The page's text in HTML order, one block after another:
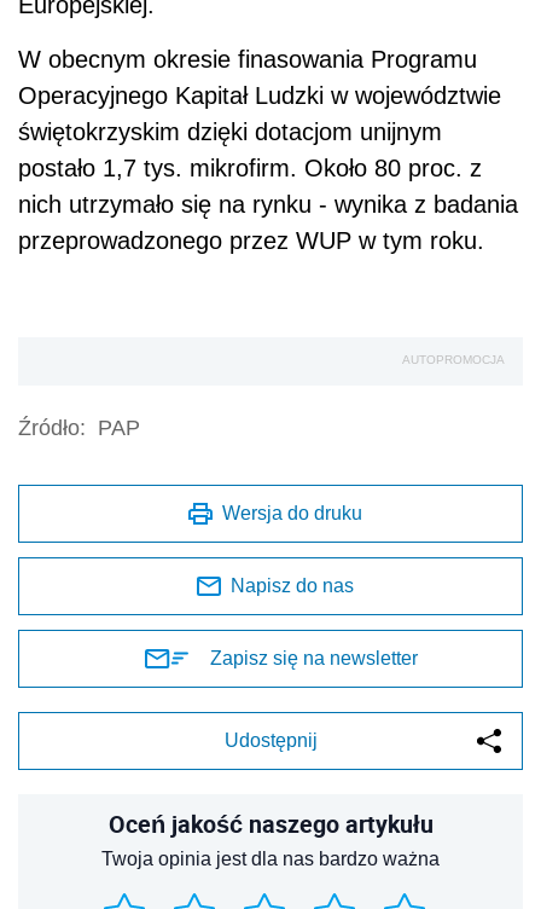
Europejskiej.
W obecnym okresie finasowania Programu
Operacyjnego Kapitał Ludzki w województwie
świętokrzyskim dzięki dotacjom unijnym
postało 1,7 tys. mikrofirm. Około 80 proc. z
nich utrzymało się na rynku - wynika z badania
przeprowadzonego przez WUP w tym roku.
AUTOPROMOCJA
Źródło: PAP
Wersja do druku
Napisz do nas
Zapisz się na newsletter
Udostępnij
Oceń jakość naszego artykułu
Twoja opinia jest dla nas bardzo ważna